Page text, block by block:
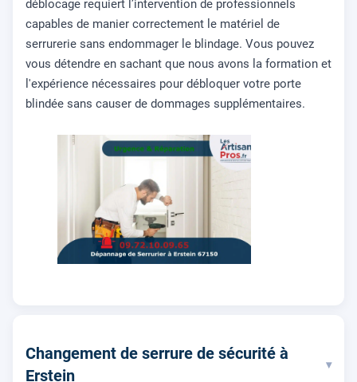
déblocage requiert l’intervention de professionnels
capables de manier correctement le matériel de
serrurerie sans endommager le blindage. Vous pouvez
vous détendre en sachant que nous avons la formation et
l'expérience nécessaires pour débloquer votre porte
blindée sans causer de dommages supplémentaires.
Changement de serrure de sécurité à
Erstein
▾